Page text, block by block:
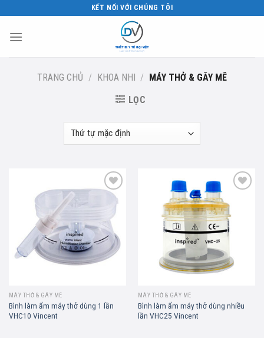
content
KẾT NỐI VỚI CHÚNG TÔI
TRANG CHỦ / KHOA NHI / MÁY THỞ & GÂY MÊ
LỌC
Add to
wishlist
MÁY THỞ & GÂY MÊ
Bình làm ẩm máy thở dùng 1 lần
VHC10 Vincent
wishlist
MÁY THỞ & GÂY MÊ
Bình làm ẩm máy thở dùng nhiều
lần VHC25 Vincent